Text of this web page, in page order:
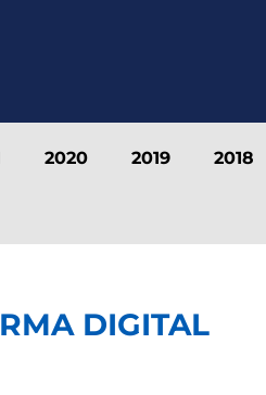
2020 2019 2018
DIGITAL